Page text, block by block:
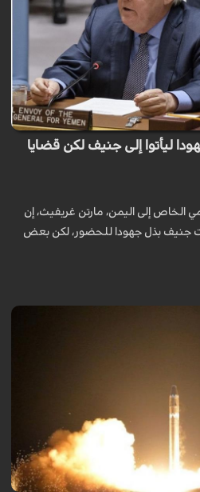
ليأتوا إلى جنيف لكن قضايا
الخاص إلى اليمن، مارتن غريفيث، إن
جنيف بذل جهودا للحضور، لكن بعض